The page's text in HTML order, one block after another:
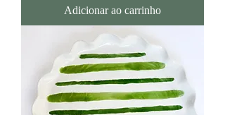
Adicionar ao carrinho